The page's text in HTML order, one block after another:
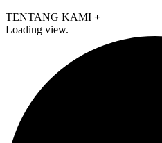
TENTANG KAMI +
Loading view.